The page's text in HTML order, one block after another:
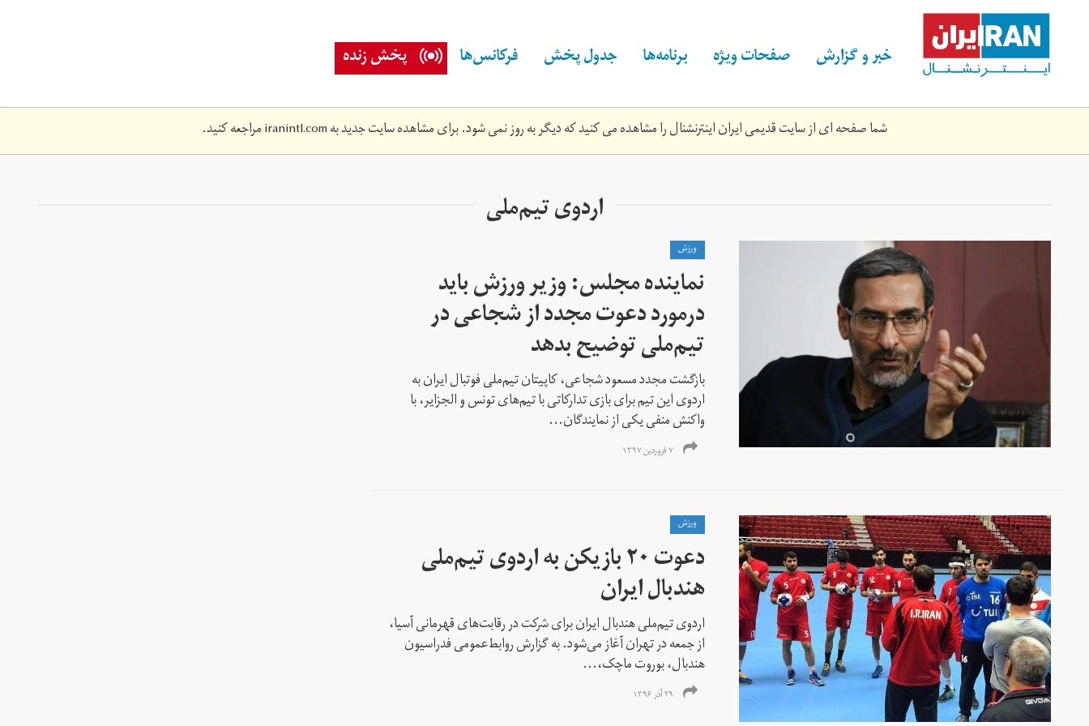
content خبر و گزارش صفحات ویژه برنامه‌ها جدول پخش فرکانس‌ها پخش زنده
شما صفحه ای از سایت قدیمی ایران اینترنشنال را مشاهده می کنید که دیگر به روز نمی شود. برای مشاهده سایت جدید بهiranintl.comمراجعه کنید.
اردوی تیم‌ملی
ورزش
نماینده مجلس: وزیر ورزش باید
درمورد دعوت مجدد از شجاعی در
تیم‌ملی توضیح بدهد
بازگشت مجدد مسعود شجاعی، کاپیتان تیم‌ملی فوتبال ایران به
اردوی این تیم برای بازی تدارکاتی با تیم‌های تونس و الجزایر، با
واکنش منفی یکی از نمایندگان...
۷ فروردین ۱۳۹۷
ورزش
دعوت ۲۰ بازیکن به اردوی تیم‌ملی
هندبال ایران
اردوی تیم‌ملی هندبال ایران برای شرکت در رقابت‌های قهرمانی آسیا،
از جمعه در تهران آغاز می‌شود. به گزارش روابط‌عمومی فدراسیون
هندبال، بوروت ماچک،...
۲۹ آذر ۱۳۹۶